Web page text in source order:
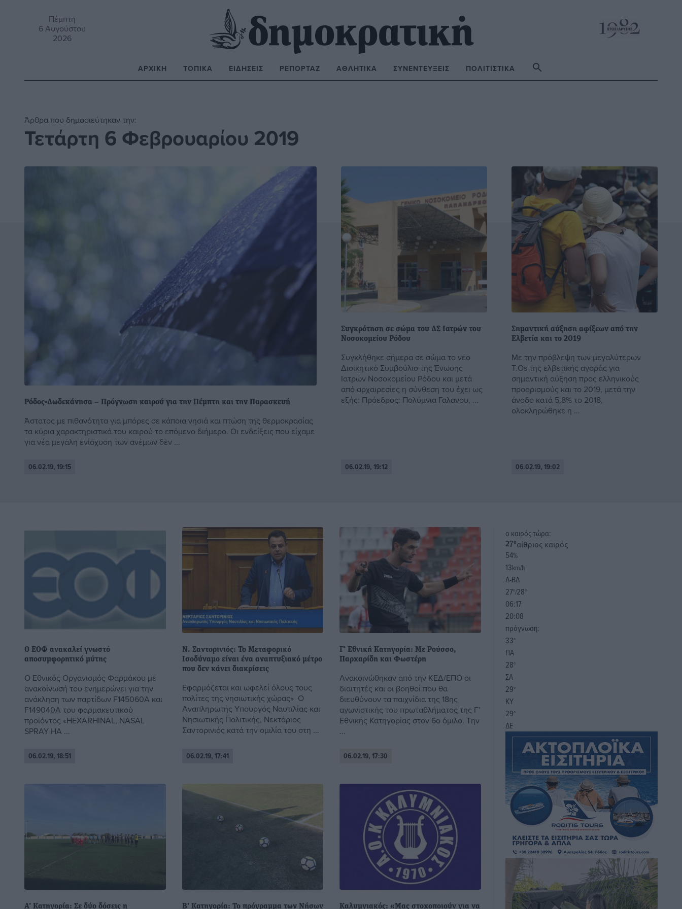
Πέμπτη
6 Αυγούστου
2026
ΑΡΧΙΚΉ ΤΟΠΙΚΆ ΕΙΔΉΣΕΙΣ ΡΕΠΟΡΤΆΖ ΑΘΛΗΤΙΚΆ ΣΥΝΕΝΤΕΎΞΕΙΣ ΠΟΛΙΤΙΣΤΙΚΆ
Άρθρα που δημοσιεύτηκαν την:
Τετάρτη 6 Φεβρουαρίου 2019
Ρόδος-Δωδεκάνησα – Πρόγνωση καιρού για την Πέμπτη και την Παρασκευή
Άστατος με πιθανότητα για μπόρες σε κάποια νησιά και πτώση της θερμοκρασίας
τα κύρια χαρακτηριστικά του καιρού το επόμενο διήμερο. Οι ενδείξεις που είχαμε
για νέα μεγάλη ενίσχυση των ανέμων δεν ...
06.02.19, 19:15
Συγκρότηση σε σώμα του ΔΣ Ιατρών του
Νοσοκομείου Ρόδου
Συγκλήθηκε σήμερα σε σώμα το νέο
Διοικητικό Συμβούλιο της Ένωσης
Ιατρών Νοσοκομείου Ρόδου και μετά
από αρχαιρεσίες η σύνθεση του έχει ως
εξής: Πρόεδρος: Πολύμνια Γαλανου, ...
06.02.19, 19:12
Σημαντική αύξηση αφίξεων από την
Ελβετία και το 2019
Με την πρόβλεψη των μεγαλύτερων
T.Os της ελβετικής αγοράς για
σημαντική αύξηση προς ελληνικούς
προορισμούς και το 2019, μετά την
άνοδο κατά 5,8% το 2018,
ολοκληρώθηκε η ...
06.02.19, 19:02
Ο ΕΟΦ ανακαλεί γνωστό
αποσυμφορητικό μύτης
Ο Εθνικός Οργανισμός Φαρμάκου με
ανακοίνωσή του ενημερώνει για την
ανάκληση των παρτίδων F145060A και
F149040A του φαρμακευτικού
προϊόντος «HEXARHINAL, NASAL
SPRAY HA ...
06.02.19, 18:51
Ν. Σαντορινιός: Το Μεταφορικό
Ισοδύναμο είναι ένα αναπτυξιακό μέτρο
που δεν κάνει διακρίσεις
Εφαρμόζεται και ωφελεί όλους τους
πολίτες της νησιωτικής χώρας» O
Αναπληρωτής Υπουργός Ναυτιλίας και
Νησιωτικής Πολιτικής, Νεκτάριος
Σαντορινιός κατά την ομιλία του στη ...
06.02.19, 17:41
Γ’ Εθνική Κατηγορία: Με Ρούσσο,
Παρχαρίδη και Φωστέρη
Ανακοινώθηκαν από την ΚΕΔ/ΕΠΟ οι
διαιτητές και οι βοηθοί που θα
διευθύνουν τα παιχνίδια της 18ης
αγωνιστικής του πρωταθλήματος της Γ’
Εθνικής Κατηγορίας στον 6ο όμιλο. Την
...
06.02.19, 17:30
Α’ Κατηγορία: Σε δύο δόσεις η
Β’ Κατηγορία: Το πρόγραμμα των Νήσων
Καλυμνιακός: «Μας στοχοποιούν για να
o καιρός τώρα:
27°αίθριος καιρός
54%
13km/h
Δ-ΒΔ
27°/28°
06:17
20:08
πρόγνωση:
33°
ΠΑ
28°
ΣΑ
29°
ΚΥ
29°
ΔΕ